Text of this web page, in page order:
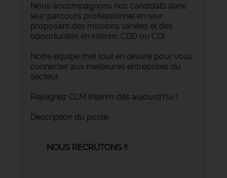
Nous accompagnons nos candidats dans
leur parcours professionnel en leur
proposant des missions variées et des
opportunités en intérim, CDD ou CDI.
Notre équipe met tout en œuvre pour vous
connecter aux meilleures entreprises du
secteur.
Rejoignez CLM Intérim dès aujourd’hui !
Description du poste
NOUS RECRUTONS !!